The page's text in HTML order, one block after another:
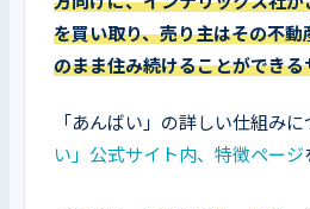
を買い取り、売り主はその不動
のまま住み続けることができる
「あんばい」の詳しい仕組みに
い」公式サイト内、特徴ページ